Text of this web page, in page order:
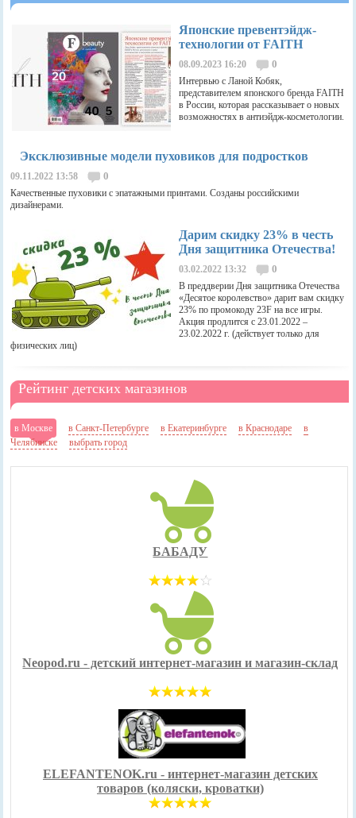
Японские превентэйдж-
технологии от FAITH
08.09.2023 16:20 0
Интервью с Ланой Кобяк,
представителем японского бренда FAITH
в России, которая рассказывает о новых
возможностях в антиэйдж-косметологии.
Эксклюзивные модели пуховиков для подростков
09.11.2022 13:58 0
Качественные пуховики с эпатажными принтами. Созданы российскими
дизайнерами.
Дарим скидку 23% в честь
Дня защитника Отечества!
03.02.2022 13:32 0
В преддверии Дня защитника Отечества
«Десятое королевство» дарит вам скидку
23% по промокоду 23F на все игры.
Акция продлится с 23.01.2022 –
23.02.2022 г. (действует только для
физических лиц)
Рейтинг детских магазинов
в Москве в Санкт-Петербурге в Екатеринбурге в Краснодаре
в
Челябинске
выбрать город
БАБАДУ
Neopod.ru - детский интернет-магазин и магазин-склад
ELEFANTENOK.ru - интернет-магазин детских
товаров (коляски, кроватки)